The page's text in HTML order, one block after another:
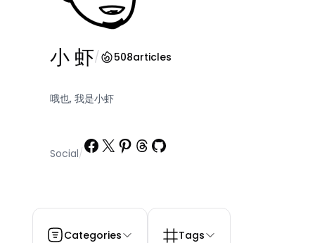
小 虾/ 508articles
哦也, 我是小虾
Social/Facebook
X Pinterest
Threads
GitHub
Categories Tags